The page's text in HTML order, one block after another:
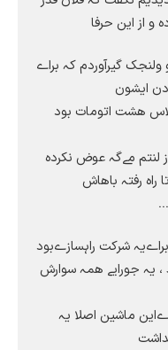
و از این حرفا
گیرآوردم کہ براے
ایشون
ھشت اتومات بود
لنتم مےگہ عوض نکردہ
راہ رفتہ باھاش
یہ جورایے ھمہ سوارش
ماشین اصلا یہ